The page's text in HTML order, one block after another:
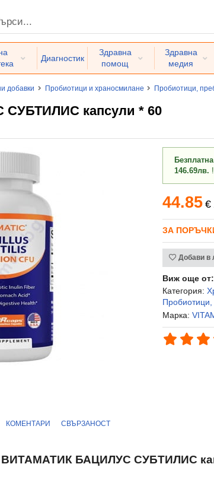
Диагностик
Здравна
помощ
Здравна
медия
добавки Пробиотици и храносмилане Пробиотици,
капсули * 60
146.69лв. !
44.85 €
ЗА
Добави в
Виж още от:
Категория:
Марка:
КОМЕНТАРИ СВЪРЗАНОСТ
ВИТАМАТИК БАЦИЛУС СУБТИЛИС